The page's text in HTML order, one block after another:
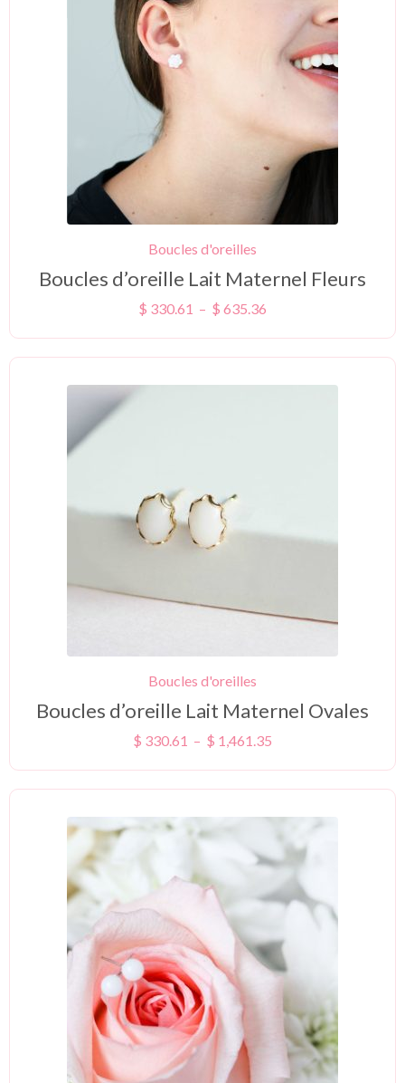
Boucles d'oreilles
Boucles d’oreille Lait Maternel Fleurs
$ 330.61 – $ 635.36
Boucles d'oreilles
Boucles d’oreille Lait Maternel Ovales
$ 330.61 – $ 1,461.35